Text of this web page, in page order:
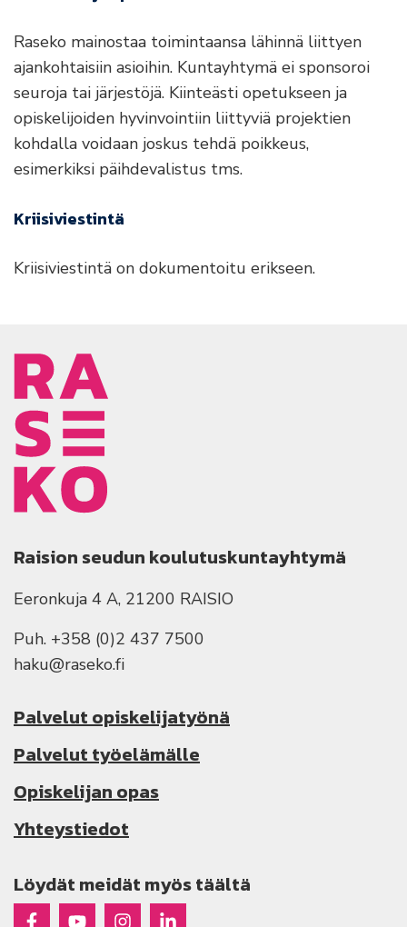
Raseko mainostaa toimintaansa lähinnä liittyen
ajankohtaisiin asioihin. Kuntayhtymä ei sponsoroi
seuroja tai järjestöjä. Kiinteästi opetukseen ja
opiskelijoiden hyvinvointiin liittyviä projektien
kohdalla voidaan joskus tehdä poikkeus,
esimerkiksi päihdevalistus tms.
Kriisiviestintä
Kriisiviestintä on dokumentoitu erikseen.
Raision seudun koulutuskuntayhtymä
Eeronkuja 4 A, 21200 RAISIO
Puh. +358 (0)2 437 7500
haku@raseko.fi
Palvelut opiskelijatyönä
Palvelut työelämälle
Opiskelijan opas
Yhteystiedot
Löydät meidät myös täältä
Raseko Facebookissa
Raseko Youtubessa
Raseko Instagramissa
Raseko Linkedinissä